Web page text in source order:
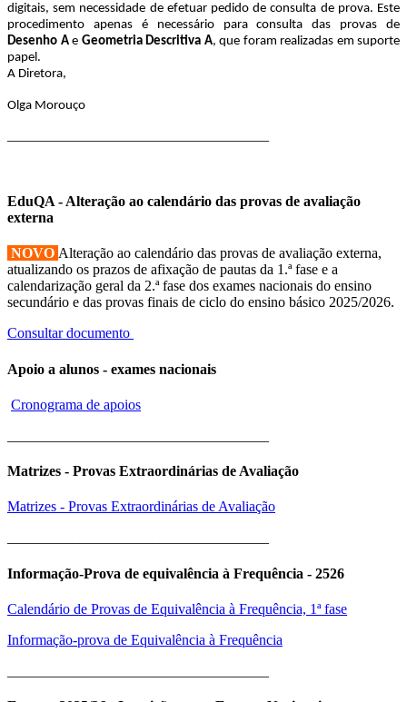
digitais, sem necessidade de efetuar pedido de consulta de prova. Este
procedimento apenas é necessário para consulta das provas de
Desenho Ae Geometria Descritiva A, que foram realizadas em suporte
papel.
A Diretora,
Olga Morouço
EduQA - Alteração ao calendário das provas de avaliação
externa
NOVO Alteração ao calendário das provas de avaliação externa,
atualizando os prazos de afixação de pautas da 1.ª fase e a
calendarização geral da 2.ª fase dos exames nacionais do ensino
secundário e das provas finais de ciclo do ensino básico 2025/2026.
Consultar documento
Apoio a alunos - exames nacionais
Cronograma de apoios
Matrizes - Provas Extraordinárias de Avaliação
Matrizes - Provas Extraordinárias de Avaliação
Informação-Prova de equivalência à Frequência - 2526
Calendário de Provas de Equivalência à Frequência, 1ª fase
Informação-prova de Equivalência à Frequência